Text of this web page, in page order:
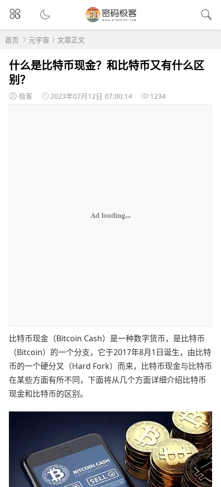
首页 元宇宙 文章正文
什么是比特币现金？和比特币又有什么区
别？
极客 2023年07月12日 07:00:14 1234
比特币现金（Bitcoin Cash）是一种数字货币，是比特币
（Bitcoin）的一个分支，它于2017年8月1日诞生，由比特
币的一个硬分叉（Hard Fork）而来，比特币现金与比特币
在某些方面有所不同，下面将从几个方面详细介绍比特币
现金和比特币的区别。